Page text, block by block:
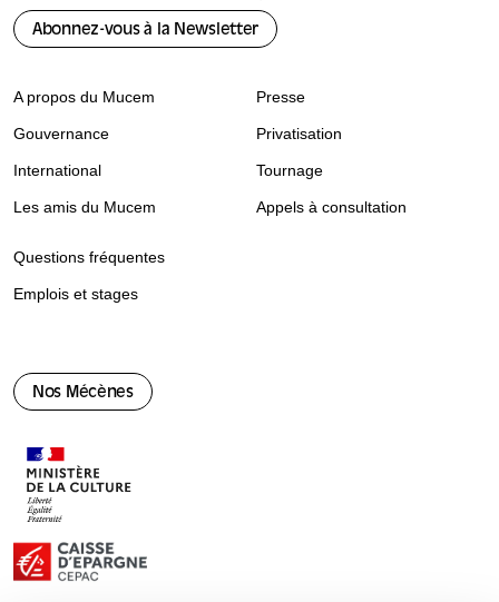
Abonnez-vous à la Newsletter
Nos Mécènes
A propos du Mucem
Gouvernance
International
Les amis du Mucem
Presse
Privatisation
Tournage
Appels à consultation
Questions fréquentes
Emplois et stages